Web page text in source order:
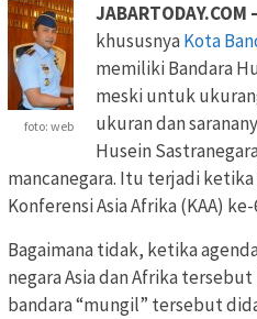
foto: web
JABARTODAY.COM
khususnyaKota
memiliki Bandara
meski untuk
ukuran dan
Husein
mancanegara. Itu terjadi
Konferensi Asia Afrika (KAA)
Bagaimana tidak, ketika
negara Asia dan Afrika
bandara “mungil” tersebut